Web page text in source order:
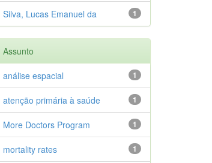
1
Silva, Lucas Emanuel da
Assunto
1
análise espacial
1
atenção primária à saúde
1
More Doctors Program
1
mortality rates